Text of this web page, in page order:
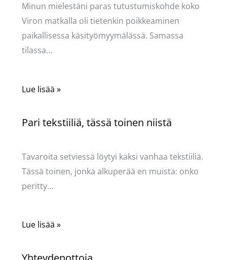
Minun mielestäni paras tutustumiskohde koko
Viron matkalla oli tietenkin poikkeaminen
paikallisessa käsityömyymälässä. Samassa
tilassa…
Lue lisää »
Pari tekstiiliä, tässä toinen niistä
Tavaroita setviessä löytyi kaksi vanhaa tekstiiliä.
Tässä toinen, jonka alkuperää en muista: onko
peritty…
Lue lisää »